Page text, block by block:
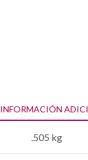
INFORMACIÓN
.505 kg